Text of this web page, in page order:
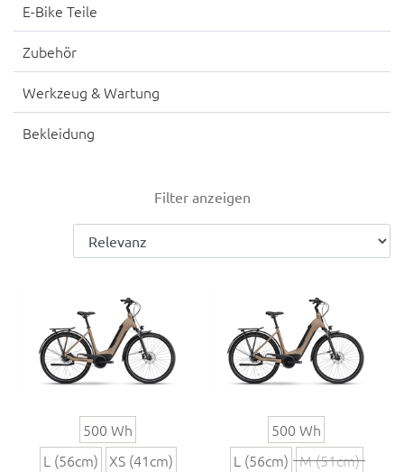
E-Bike Teile
Zubehör
Werkzeug & Wartung
Bekleidung
Filter anzeigen
500 Wh
L (56cm)
XS (41cm)
500 Wh
L (56cm) M (51cm)